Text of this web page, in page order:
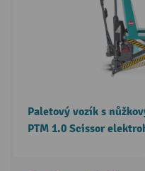
Paletový vozík s
PTM 1.0 Scissor